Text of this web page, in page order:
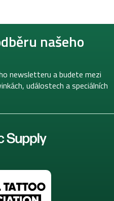
našeho
newsletteru a budete mezi
událostech a speciálních